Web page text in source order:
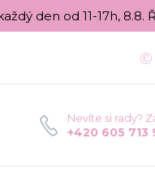
den od 11-17h, 8.8.
Nevíte si rady?
+420 605 713